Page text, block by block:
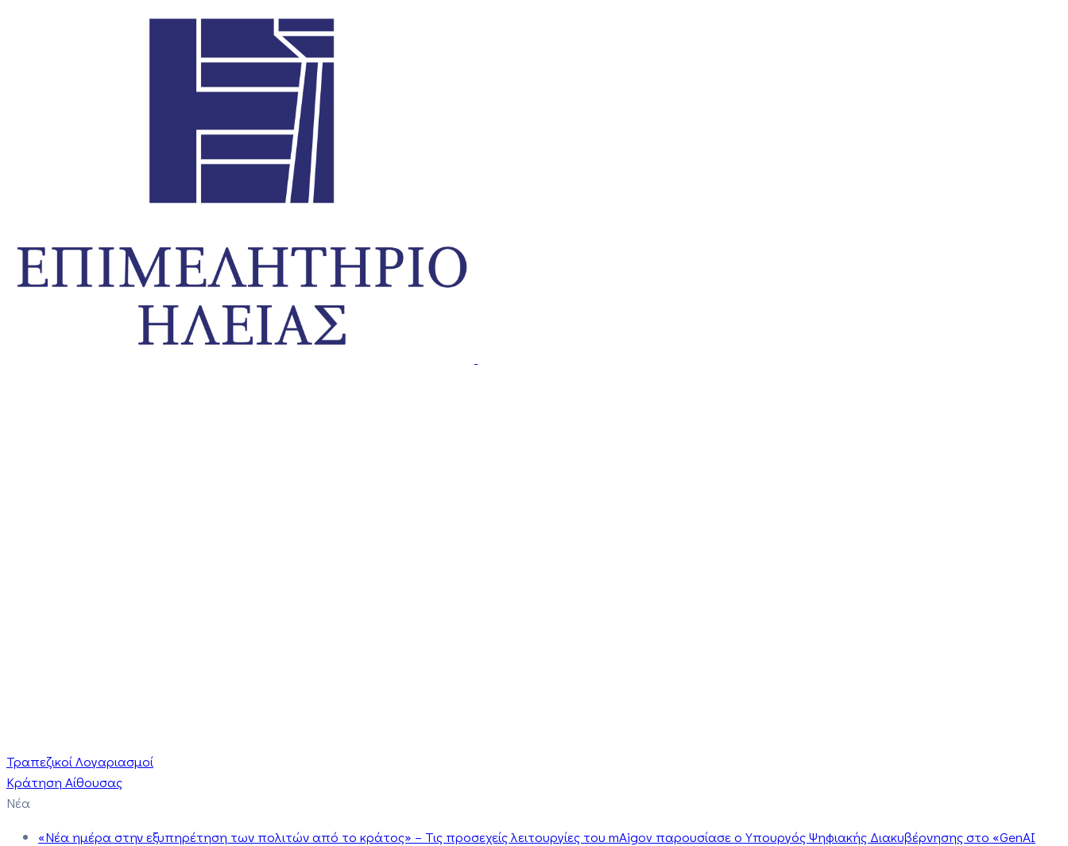
Τραπεζικοί Λογαριασμοί
Κράτηση Αίθουσας
Νέα
«Νέα ημέρα στην εξυπηρέτηση των πολιτών από το κράτος» – Τις προσεχείς λειτουργίες του mAigov παρουσίασε ο Υπουργός Ψηφιακής Διακυβέρνησης στο «GenAI